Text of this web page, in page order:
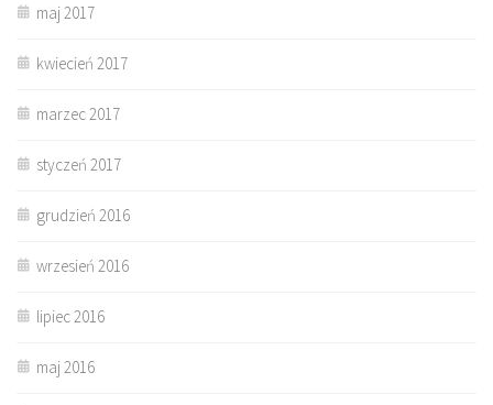
maj 2017
kwiecień 2017
marzec 2017
styczeń 2017
grudzień 2016
wrzesień 2016
lipiec 2016
maj 2016